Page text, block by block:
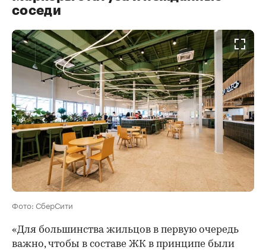
соседи
Фото: СберСити
«Для большинства жильцов в первую очередь
важно, чтобы в составе ЖК в принципе были